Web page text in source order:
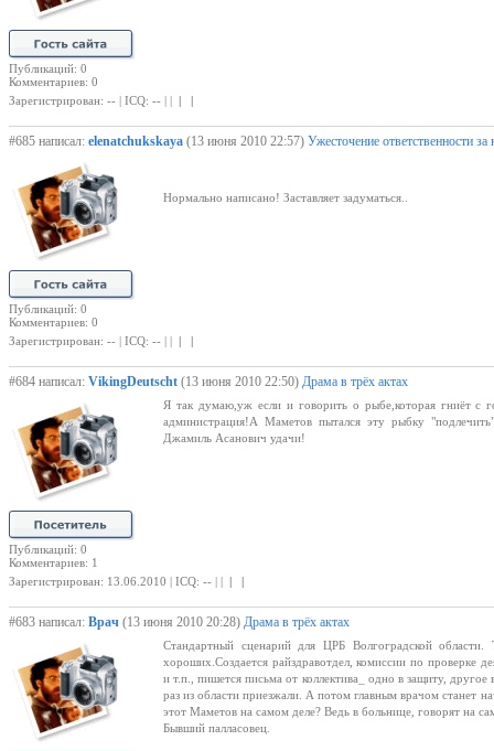
Публикаций: 0
Комментариев: 0
Зарегистрирован: -- | ICQ: -- | | | |
#685 написал: elenatchukskaya (13 июня 2010 22:57) Ужесточение ответственности
Публикаций: 0
Комментариев: 0
Нормально написано! Заставляет задуматься..
Зарегистрирован: -- | ICQ: -- | | | |
#684 написал: VikingDeutscht (13 июня 2010 22:50) Драма в трёх актах
Публикаций: 0
Комментариев: 1
Я так думаю,уж если и говорить о рыбе,которая гниёт с
администрация!А Маметов пытался эту рыбку
Джамиль Асанович удачи!
Зарегистрирован: 13.06.2010 | ICQ: -- | | | |
#683 написал: Врач (13 июня 2010 20:28) Драма в трёх актах
Стандартный сценарий для ЦРБ Волгоградской
хороших.Создается райздравотдел, комиссии по проверке
и т.п., пишется письма от коллектива_ одно в защиту,
раз из области приезжали. А потом главным врачом станет
этот Маметов на самом деле? Ведь в больнице, говорят на
Бывший палласовец.